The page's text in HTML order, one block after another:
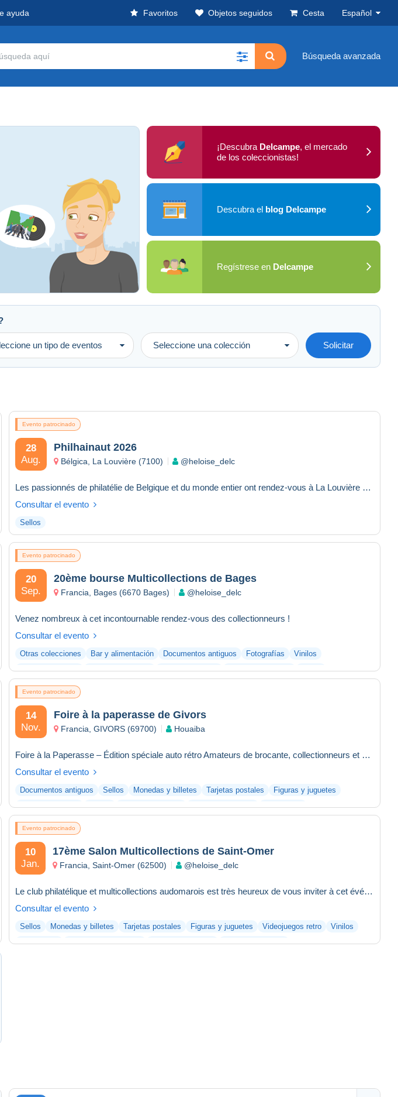
ayuda Favoritos Objetos seguidos Cesta Español
Búsqueda avanzada
¡Descubra Delcampe, el mercado
de los coleccionistas!
Descubra el blog Delcampe
Regístrese en Delcampe
un tipo de eventos Seleccione una colección Solicitar
Evento patrocinado
28
Aug.
Philhainaut 2026
Bélgica, La Louvière (7100) @heloise_delc
Les passionnés de philatélie de Belgique et du monde entier ont rendez-vous à La Louvière pour assister à Phil...
Consultar el evento
Sellos
Evento patrocinado
20
Sep.
20ème bourse Multicollections de Bages
Francia, Bages (6670 Bages) @heloise_delc
Venez nombreux à cet incontournable rendez-vous des collectionneurs !
Consultar el evento
Otras colecciones Bar y alimentación Documentos antiguos Fotografías
Vinilos
Videojuegos retro
Figuras y juguetes Tarjetas postales Monedas y billetes Sellos
Evento patrocinado
14
Nov.
Foire à la paperasse de Givors
Francia, GIVORS (69700) Houaiba
Foire à la Paperasse – Édition spéciale auto rétro Amateurs de brocante, collectionneurs et curieux, ne manqu...
Consultar el evento
Documentos antiguos Sellos Monedas y billetes Tarjetas postales
Figuras y juguetes
Videojuegos retro
Vinilos Otras colecciones Bar y alimentación Fotografías
Evento patrocinado
10
Jan.
17ème Salon Multicollections de Saint-Omer
Francia, Saint-Omer (62500) @heloise_delc
Le club philatélique et multicollections audomarois est très heureux de vous inviter à cet événement déjà bien...
Consultar el evento
Sellos Monedas y billetes Tarjetas postales Figuras y juguetes Videojuegos retro
Vinilos
Fotografías
Documentos antiguos Bar y alimentación Otras colecciones